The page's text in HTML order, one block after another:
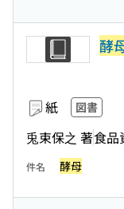
酵
紙 図書
兎束保之 著食品
件名 酵母